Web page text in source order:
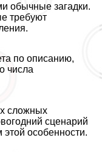
обычные загадки.
требуют
по описанию,
числа
сложных
сценарий
особенности.